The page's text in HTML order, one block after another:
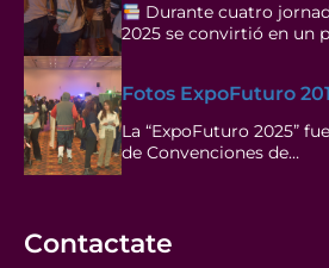
Durante cuatro
2025 se convirtió en un
Fotos ExpoFuturo
La “ExpoFuturo 2025”
de Convenciones de…
Contactate